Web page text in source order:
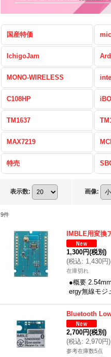
国産特価
IchigoJam
MONO-WIRELESS
C108HP
TM1637
MAX7219
特売
表示数: 画像:
9件
IMBLE用変換
1,300円(税別)
(税込: 1,430円)
在庫切れ
●概要
ergy無線モジ
Bluetooth
2,700円(税別)
(税込: 2,970円)
参考在庫数5点